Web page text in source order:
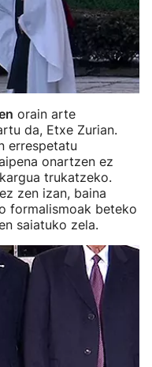
orain arte
da, Etxe Zurian.
errespetatu
onartzen ez
trukatzeko.
zen izan, baina
formalismoak beteko
saiatuko zela.